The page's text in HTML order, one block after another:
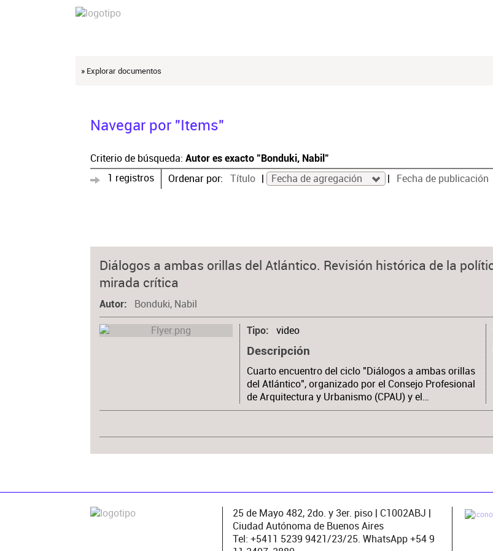
» Explorar documentos
Navegar por "Items"
Criterio de búsqueda: Autor es exacto "Bonduki, Nabil"
1 registros Ordenar por: Título Fecha de agregación Fecha de publicación
Diálogos a ambas orillas del Atlántico. Revisión histórica de la
mirada crítica
Autor Bonduki, Nabil
Tipo video
Descripción
Cuarto encuentro del ciclo "Diálogos a ambas orillas
del Atlántico", organizado por el Consejo Profesional
de Arquitectura y Urbanismo (CPAU) y el…
25 de Mayo 482, 2do. y 3er. piso | C1002ABJ |
Ciudad Autónoma de Buenos Aires
Tel: +5411 5239 9421/23/25. WhatsApp +54 9